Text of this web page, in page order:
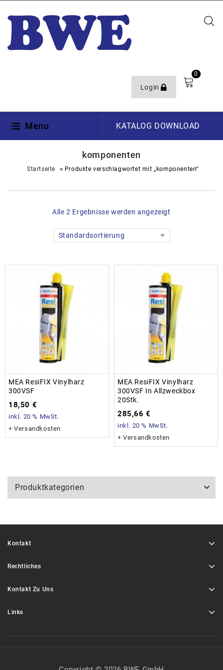
Login
0
Menu KATALOG DOWNLOAD
komponenten
Startseite » Produkte verschlagwortet mit „komponenten“
Alle 2 Ergebnisse werden angezeigt
Standardsortierung
MEA ResiFIX Vinylharz
300VSF
18,50 €
inkl. 20 % MwSt.
+Versandkosten
MEA ResiFIX Vinylharz
300VSF In Allzweckbox
20Stk.
285,66€
inkl. 20 % MwSt.
+Versandkosten
Produktkategorien
Kontakt
Rechtliches
Kontakt Zu Uns
Links